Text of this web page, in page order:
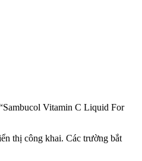
Vitamin C Liquid For
thị công khai. Các trường bắt